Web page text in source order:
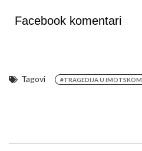
Facebook komentari
Tagovi #TRAGEDIJA U IMOTSKOM